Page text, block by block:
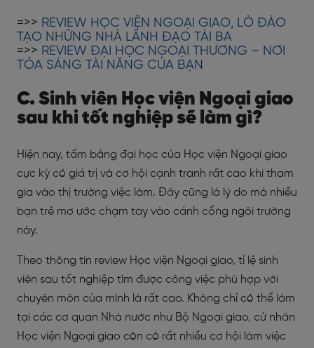
=>> REVIEW HỌC VIỆN NGOẠI GIAO, LÒ ĐÀO
TẠO NHỮNG NHÀ LÃNH ĐẠO TÀI BA
=>> REVIEW ĐẠI HỌC NGOẠI THƯƠNG – NƠI
TỎA SÁNG TÀI NĂNG CỦA BẠN
C. Sinh viên Học viện Ngoại giao
sau khi tốt nghiệp sẽ làm gì?
Hiện nay, tấm bằng đại học của Học viện Ngoại giao
cực kỳ có giá trị và cơ hội cạnh tranh rất cao khi tham
gia vào thị trường việc làm. Đây cũng là lý do mà nhiều
bạn trẻ mơ ước chạm tay vào cánh cổng ngôi trường
này.
Theo thông tin review Học viện Ngoại giao, tỉ lệ sinh
viên sau tốt nghiệp tìm được công việc phù hợp với
chuyên môn của mình là rất cao. Không chỉ có thể làm
tại các cơ quan Nhà nước như Bộ Ngoại giao, cử nhân
Học viện Ngoại giao còn có rất nhiều cơ hội làm việc